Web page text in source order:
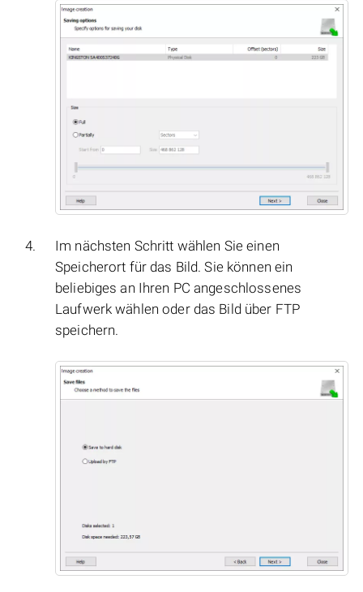
Im nächsten Schritt wählen Sie einen
Speicherort für das Bild. Sie können ein
beliebiges an Ihren PC angeschlossenes
Laufwerk wählen oder das Bild über FTP
speichern.